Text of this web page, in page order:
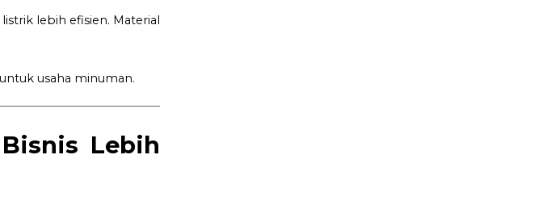
lebih efisien. Material
usaha minuman.
Lebih